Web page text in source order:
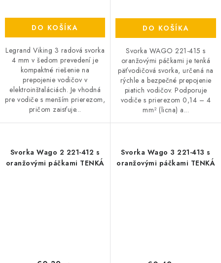
DO KOŠÍKA
Legrand Viking 3 radová svorka
4 mm v šedom prevedení je
kompaktné riešenie na
prepojenie vodičov v
elektroinštaláciách. Je vhodná
pre vodiče s menším prierezom,
pričom zaisťuje...
DO KOŠÍKA
Svorka WAGO 221-415 s
oranžovými páčkami je tenká
päťvodičová svorka, určená na
rýchle a bezpečné prepojenie
piatich vodičov. Podporuje
vodiče s prierezom 0,14 – 4
mm² (licna) a...
Svorka Wago 2 221-412 s
oranžovými páčkami TENKÁ
Svorka Wago 3 221-413 s
oranžovými páčkami TENKÁ